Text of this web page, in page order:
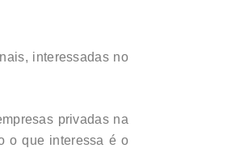
interessadas no
privadas na
o que interessa é o